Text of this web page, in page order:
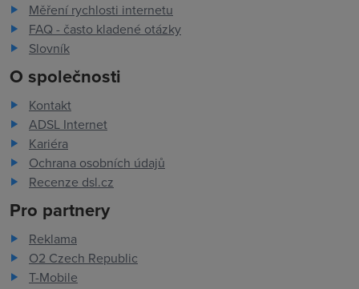
Měření rychlosti internetu
FAQ - často kladené otázky
Slovník
O společnosti
Kontakt
ADSL Internet
Kariéra
Ochrana osobních údajů
Recenze dsl.cz
Pro partnery
Reklama
O2 Czech Republic
T-Mobile